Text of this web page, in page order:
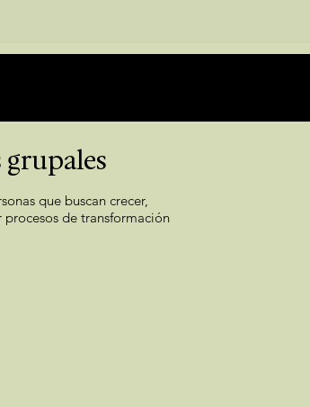
grupales
que buscan crecer,
procesos de transformación